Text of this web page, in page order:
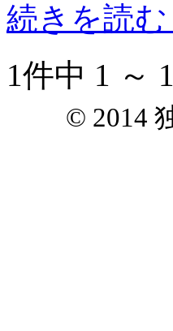
続きを読む
1件中 1 ～ 1
© 2014